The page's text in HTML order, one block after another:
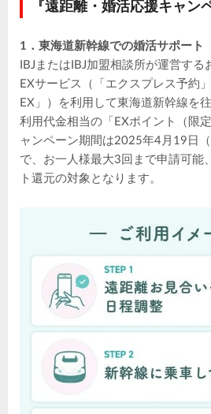
『遠距離・婚活応援キャン
1．東海道新幹線での婚活サポート
IBJまたはIBJ加盟相談所が運営する
EXサービス（「エクスプレス予約
EX」）を利用して東海道新幹線を
利用代金相当の「EXポイント（限
ャンペーン期間は2025年4月19日
で、お一人様最大3回まで申請可能
ト還元の対象となります。